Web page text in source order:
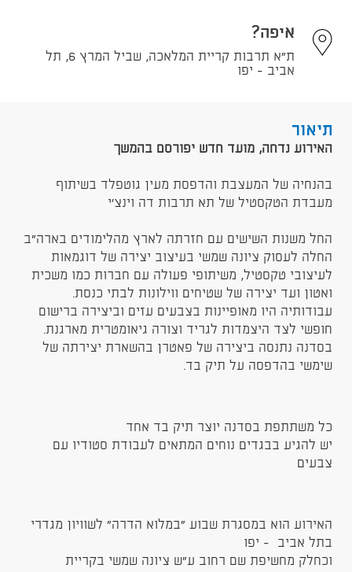
איפה?
ת"א תרבות קריית המלאכה, שביל המרץ 6, תל
אביב - יפו
תיאור
האירוע נדחה, מועד חדש יפורסם בהמשך
בהנחיה של המעצבת והדפסת מעין גוטפלד בשיתוף
מעבדת הטקסטיל של תא תרבות דה וינצ'י
החל משנות השישים עם חזרתה לארץ מהלימודים בארה"ב
החלה לעסוק ציונה שמשי בעיצוב יצירה של דוגמאות
לעיצובי טקסטיל, משיתופי פעולה עם חברות כמו משכית
ואטון ועד יצירה של שטיחים ווילונות לבתי כנסת.
עבודותיה היו מאופיינות בצבעים עזים וביצירה ברישום
חופשי לצד היצמדות לגריד וצורה גיאומטרית מארגנת.
בסדנה נתנסה ביצירה של פאטרן בהשארת יצירתה של
שימשי בהדפסה על תיק בד.
כל משתתפת בסדנה יוצר תיק בד אחד
יש להגיע בבגדים נוחים המתאים לעבודת סטודיו עם
צבעים
האירוע הוא במסגרת שבוע "במלוא הדרה" לשוויון מגדרי
בתל אביב - יפו
וכחלק מחשיפת שם רחוב ע"ש ציונה שמשי בקריית